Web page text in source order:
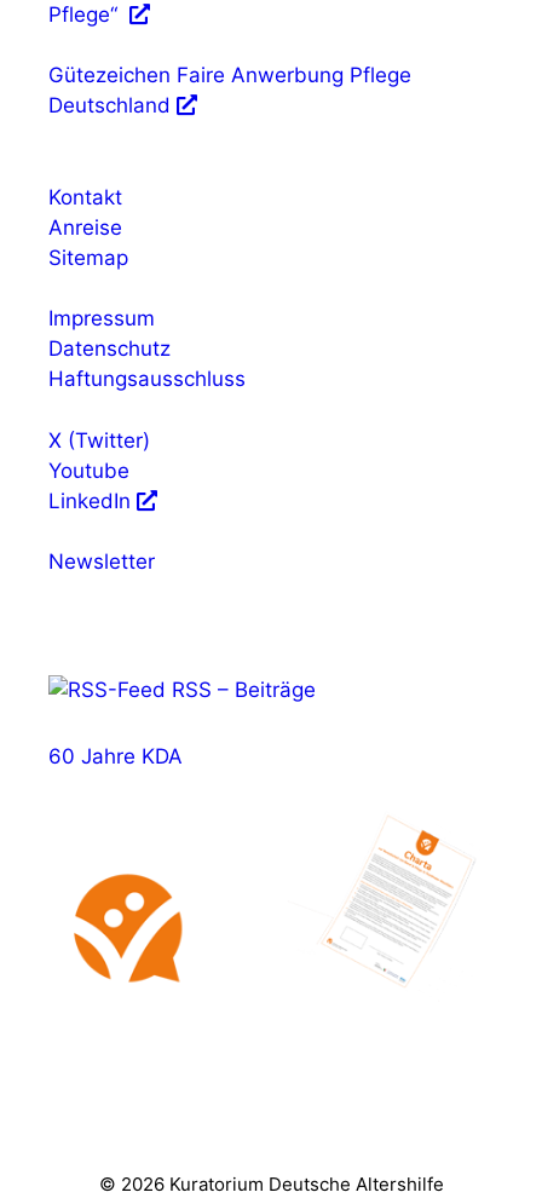
Pflege“
Gütezeichen Faire Anwerbung Pflege
Deutschland
Kontakt
Anreise
Sitemap
Impressum
Datenschutz
Haftungsausschluss
X (Twitter)
Youtube
LinkedIn
Newsletter
RSS – Beiträge
60 Jahre KDA
© 2026 Kuratorium Deutsche Altershilfe